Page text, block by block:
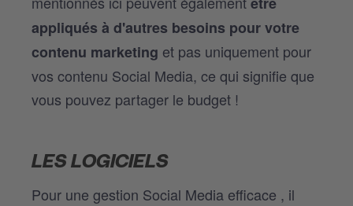
appliqués à d'autres besoins pour votre
contenu marketing et pas uniquement pour
vos contenu Social Media, ce qui signifie que
vous pouvez partager le budget !
LES LOGICIELS
Pour une gestion Social Media efficace , il